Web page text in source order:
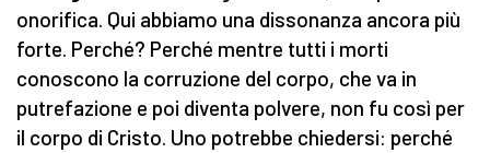
onorifica. Qui abbiamo una dissonanza ancora più
forte. Perché? Perché mentre tutti i morti
conoscono la corruzione del corpo, che va in
putrefazione e poi diventa polvere, non fu così per
il corpo di Cristo. Uno potrebbe chiedersi: perché